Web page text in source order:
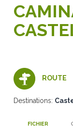
ROUTE
Destinations:
FICHIER